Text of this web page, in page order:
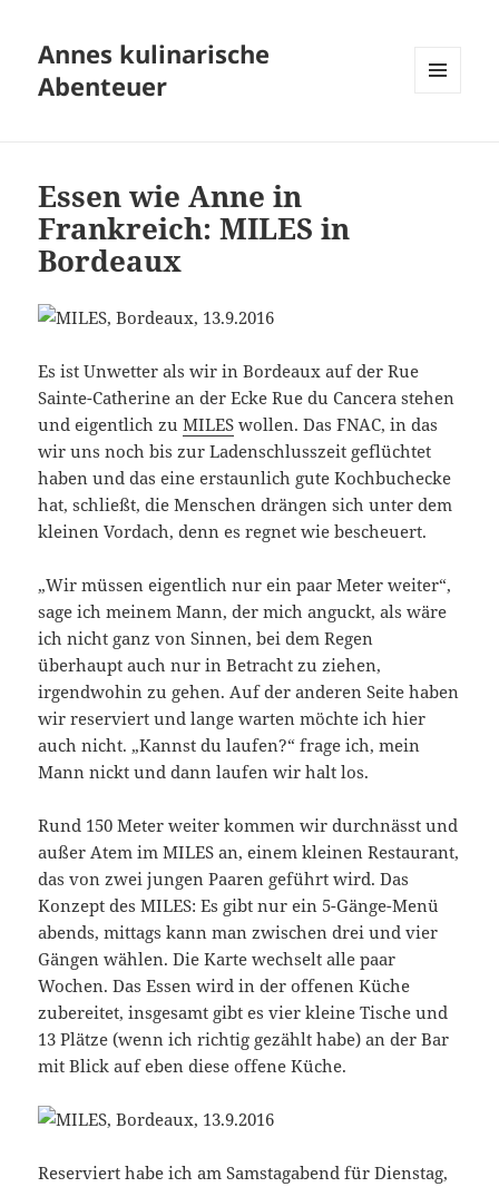
Annes kulinarische
Abenteuer
Essen wie Anne in
Frankreich: MILES in
Bordeaux
Es ist Unwetter als wir in Bordeaux auf der Rue
Sainte-Catherine an der Ecke Rue du Cancera stehen
und eigentlich zuMILES wollen. Das FNAC, in das
wir uns noch bis zur Ladenschlusszeit geflüchtet
haben und das eine erstaunlich gute Kochbuchecke
hat, schließt, die Menschen drängen sich unter dem
kleinen Vordach, denn es regnet wie bescheuert.
„Wir müssen eigentlich nur ein paar Meter weiter“,
sage ich meinem Mann, der mich anguckt, als wäre
ich nicht ganz von Sinnen, bei dem Regen
überhaupt auch nur in Betracht zu ziehen,
irgendwohin zu gehen. Auf der anderen Seite haben
wir reserviert und lange warten möchte ich hier
auch nicht. „Kannst du laufen?“ frage ich, mein
Mann nickt und dann laufen wir halt los.
Rund 150 Meter weiter kommen wir durchnässt und
außer Atem im MILES an, einem kleinen Restaurant,
das von zwei jungen Paaren geführt wird. Das
Konzept des MILES: Es gibt nur ein 5-Gänge-Menü
abends, mittags kann man zwischen drei und vier
Gängen wählen. Die Karte wechselt alle paar
Wochen. Das Essen wird in der offenen Küche
zubereitet, insgesamt gibt es vier kleine Tische und
13 Plätze (wenn ich richtig gezählt habe) an der Bar
mit Blick auf eben diese offene Küche.
Reserviert habe ich am Samstagabend für Dienstag,